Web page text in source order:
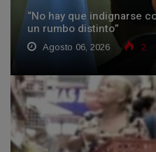
“No hay que indignarse
un rumbo distinto”
Agosto 06, 2026 2